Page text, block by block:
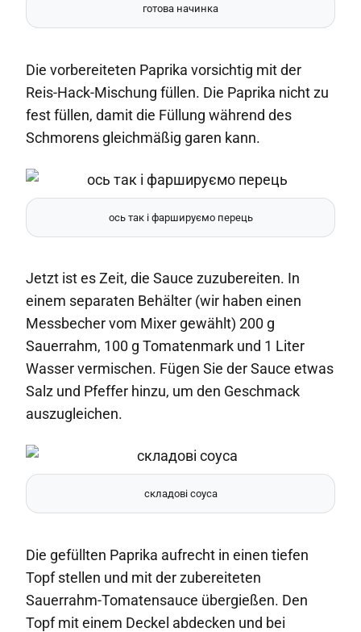
готова начинка
Die vorbereiteten Paprika vorsichtig mit der
Reis-Hack-Mischung füllen. Die Paprika nicht zu
fest füllen, damit die Füllung während des
Schmorens gleichmäßig garen kann.
ось так і фаршируємо перець
Jetzt ist es Zeit, die Sauce zuzubereiten. In
einem separaten Behälter (wir haben einen
Messbecher vom Mixer gewählt) 200 g
Sauerrahm, 100 g Tomatenmark und 1 Liter
Wasser vermischen. Fügen Sie der Sauce etwas
Salz und Pfeffer hinzu, um den Geschmack
auszugleichen.
складові соуса
Die gefüllten Paprika aufrecht in einen tiefen
Topf stellen und mit der zubereiteten
Sauerrahm-Tomatensauce übergießen. Den
Topf mit einem Deckel abdecken und bei